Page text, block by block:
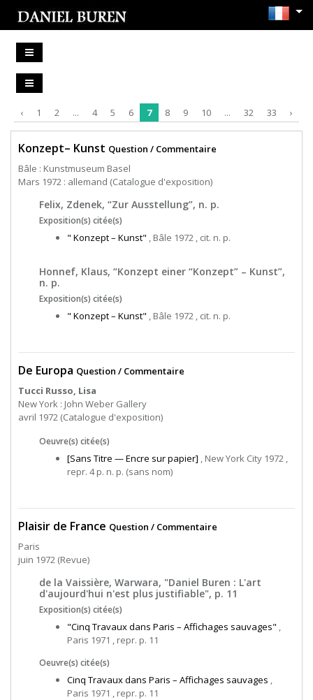
‹ 1 2 ... 4 5 6 7 8 9 10 ... 32 33 ›
Konzept– Kunst Question / Commentaire
Bâle : Kunstmuseum Basel
Mars 1972 : allemand (Catalogue d'exposition)
Felix, Zdenek, “Zur Ausstellung”, n. p.
Exposition(s) citée(s)
" Konzept – Kunst" , Bâle 1972 , cit. n. p.
Honnef, Klaus, “Konzept einer “Konzept” – Kunst”,
n. p.
Exposition(s) citée(s)
" Konzept – Kunst" , Bâle 1972 , cit. n. p.
De Europa Question / Commentaire
Tucci Russo, Lisa
New York : John Weber Gallery
avril 1972 (Catalogue d'exposition)
Oeuvre(s) citée(s)
[Sans Titre — Encre sur papier] , New York City 1972 ,
repr. 4 p. n. p. (sans nom)
Plaisir de France Question / Commentaire
Paris
juin 1972 (Revue)
de la Vaissière, Warwara, "Daniel Buren : L'art
d'aujourd'hui n'est plus justifiable", p. 11
Exposition(s) citée(s)
"Cinq Travaux dans Paris – Affichages sauvages" ,
Paris 1971 , repr. p. 11
Oeuvre(s) citée(s)
Cinq Travaux dans Paris – Affichages sauvages ,
Paris 1971 , repr. p. 11